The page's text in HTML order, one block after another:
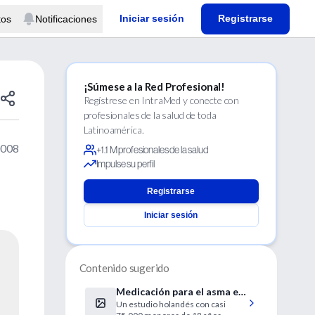
Notificaciones Iniciar sesión Registrarse
¡Súmese a la Red Profesional!
Regístrese en IntraMed y conecte con
profesionales de la salud de toda
Latinoamérica.
+1.1 M profesionales de la salud
Impulse su perfil
Registrarse
Iniciar sesión
Contenido sugerido
Medicación para el asma en
niños no diagnosticados
Un estudio holandés con casi